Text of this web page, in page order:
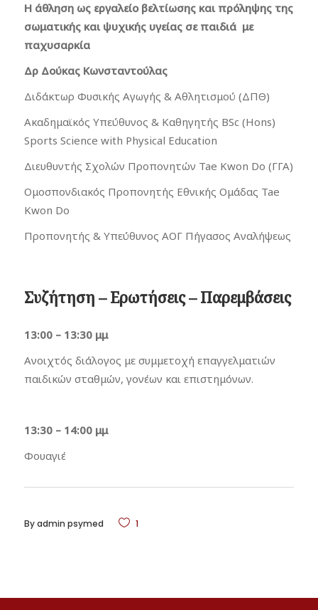
Η άθληση ως εργαλείο βελτίωσης και πρόληψης της
σωματικής και ψυχικής υγείας σε παιδιά με
παχυσαρκία
Δρ Δούκας Κωνσταντούλας
Διδάκτωρ Φυσικής Αγωγής & Αθλητισμού (ΔΠΘ)
Ακαδημαϊκός Υπεύθυνος & Καθηγητής BSc (Hons)
Sports Science with Physical Education
Διευθυντής Σχολών Προπονητών Tae Kwon Do (ΓΓΑ)
Ομοσπονδιακός Προπονητής Εθνικής Ομάδας Tae
Kwon Do
Προπονητής & Υπεύθυνος ΑΟΓ Πήγασος Αναλήψεως
Συζήτηση – Ερωτήσεις – Παρεμβάσεις
13:00 – 13:30 μμ
Ανοιχτός διάλογος με συμμετοχή επαγγελματιών
παιδικών σταθμών, γονέων και επιστημόνων.
13:30 – 14:00 μμ
Φουαγιέ
Byadmin psymed 1